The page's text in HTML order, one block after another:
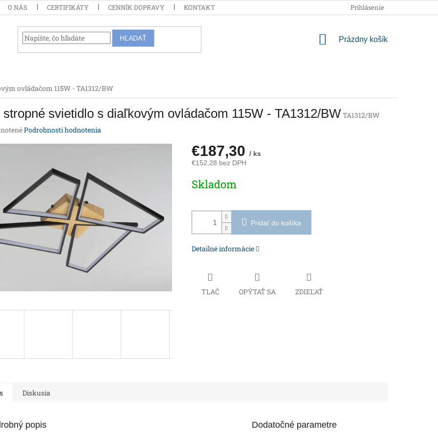
O NÁS CERTIFIKÁTY CENNÍK DOPRAVY KONTAKT PODMIENKY OCHRANY
Prihlásenie
HĽADAŤ
NÁKUPNÝ
Prázdny košík
ovládačom 115W - TA1312/BW
stropné svietidlo s diaľkovým ovládačom 115W - TA1312/BWTA1312/BW
Podrobnosti hodnotenia
€187,30 / ks
€152,28 bez DPH
cena:
Skladom
Pridať do košíka
Detailné informácie
TLAČ OPÝTAŤ SA ZDIEĽAŤ
Diskusia
popis Dodatočné parametre